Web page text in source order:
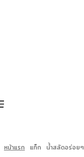
หน้าแรก แท็ก น้ำสลัดอร่อยๆ